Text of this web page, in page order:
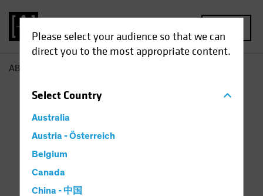
Please select your audience so that we can
direct you to the most appropriate content.
SelectCountry
Australia
Austria - Österreich
Belgium
Canada
China - 中国
AB